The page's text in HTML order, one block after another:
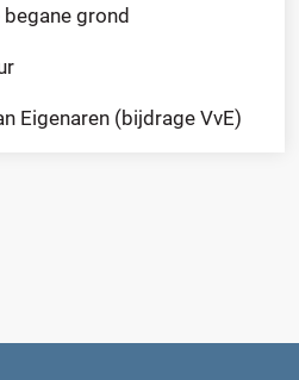
grond
Eigenaren (bijdrage VvE)